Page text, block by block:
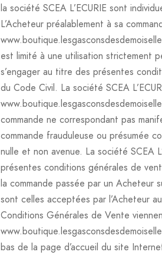
la société SCEA L’ECURIE sont
L’Acheteur préalablement à sa
est limité à une utilisation strictement
s’engager au titre des présentes
du Code Civil. La société SCEA
commande ne correspondant pas
commande frauduleuse ou présumée
nulle et non avenue. La société SCEA
présentes conditions générales de
la commande passée par un Acheteur
sont celles acceptées par l’Acheteur
Conditions Générales de Vente
bas de la page d’accueil du site